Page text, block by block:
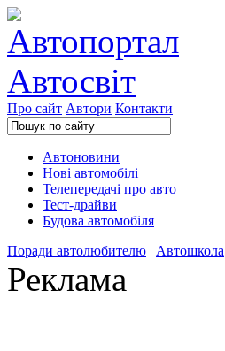
Про сайт Автори Контакти
Автоновини
Нові автомобілі
Телепередачі про авто
Тест-драйви
Будова автомобіля
Поради автолюбителю | Автошкола
Реклама